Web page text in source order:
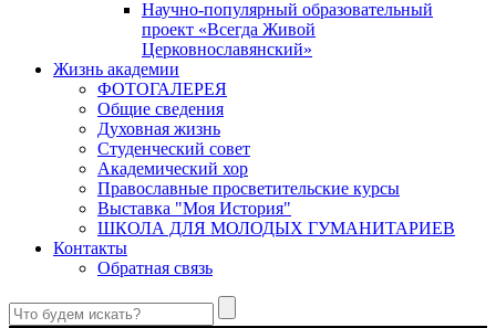
Научно-популярный образовательный
проект «Всегда Живой
Церковнославянский»
Жизнь академии
ФОТОГАЛЕРЕЯ
Общие сведения
Духовная жизнь
Студенческий совет
Академический хор
Православные просветительские курсы
Выставка "Моя История"
ШКОЛА ДЛЯ МОЛОДЫХ ГУМАНИТАРИЕВ
Контакты
Обратная связь